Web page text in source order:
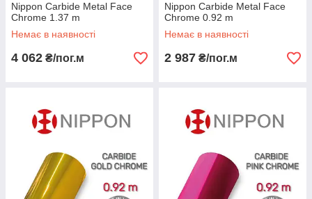
Nippon Сarbide Metal Face
Chrome 1.37 m
Немає в наявності
4 062 ₴/пог.м
Nippon Сarbide Metal Face
Chrome 0.92 m
Немає в наявності
2 987 ₴/пог.м